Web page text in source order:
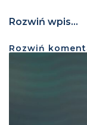
Rozwiń wpis...
Rozwiń